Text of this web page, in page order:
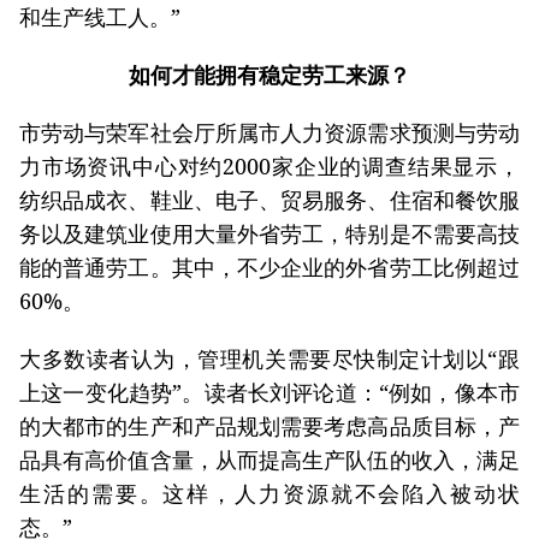
和生产线工人。”
如何才能拥有稳定劳工来源？
市劳动与荣军社会厅所属市人力资源需求预测与劳动
力市场资讯中心对约2000家企业的调查结果显示，
纺织品成衣、鞋业、电子、贸易服务、住宿和餐饮服
务以及建筑业使用大量外省劳工，特别是不需要高技
能的普通劳工。其中，不少企业的外省劳工比例超过
60%。
大多数读者认为，管理机关需要尽快制定计划以“跟
上这一变化趋势”。读者长刘评论道：“例如，像本市
的大都市的生产和产品规划需要考虑高品质目标，产
品具有高价值含量，从而提高生产队伍的收入，满足
生活的需要。这样，人力资源就不会陷入被动状
态。”